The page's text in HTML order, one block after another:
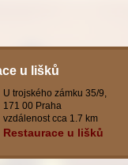
u lišků
U trojského zámku 35/9,
171 00 Praha
vzdálenost cca 1.7 km
Restaurace u lišků